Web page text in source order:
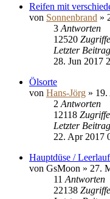
Reifen mit
von Sonnenbrand »
3 Antworten
12520 Zugriffe
Letzter Beitrag
28. Jun 2017
Ölsorte
von Hans-Jörg »
2 Antworten
12118 Zugriffe
Letzter Beitrag
22. Apr 2017
Hauptdüse /
von GsMoon » 27.
11 Antworten
22138 Zugriffe